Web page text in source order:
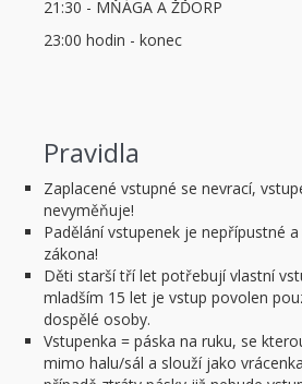
21:30 - MŇÁGA A ŽĎORP
23:00 hodin - konec
Pravidla
Zaplacené vstupné se nevrací,
nevyměňuje!
Padělání vstupenek je nepřípustné
zákona!
Děti starší tří let potřebují vlastní
mladším 15 let je vstup povolen
dospělé osoby.
Vstupenka = páska na ruku, se
mimo halu/sál a slouží jako